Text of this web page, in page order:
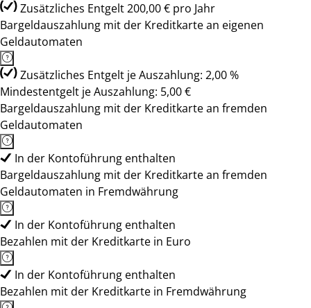
Zusätzliches Entgelt 200,00 € pro Jahr
Bargeldauszahlung mit der Kreditkarte an eigenen
Geldautomaten
Zusätzliches Entgelt je Auszahlung: 2,00 %
Mindestentgelt je Auszahlung: 5,00 €
Bargeldauszahlung mit der Kreditkarte an fremden
Geldautomaten
In der Kontoführung enthalten
Bargeldauszahlung mit der Kreditkarte an fremden
Geldautomaten in Fremdwährung
In der Kontoführung enthalten
Bezahlen mit der Kreditkarte in Euro
In der Kontoführung enthalten
Bezahlen mit der Kreditkarte in Fremdwährung